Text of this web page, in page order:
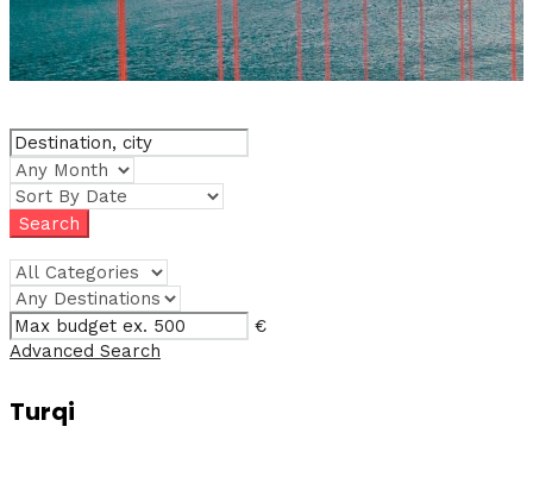
€
Advanced Search
Turqi